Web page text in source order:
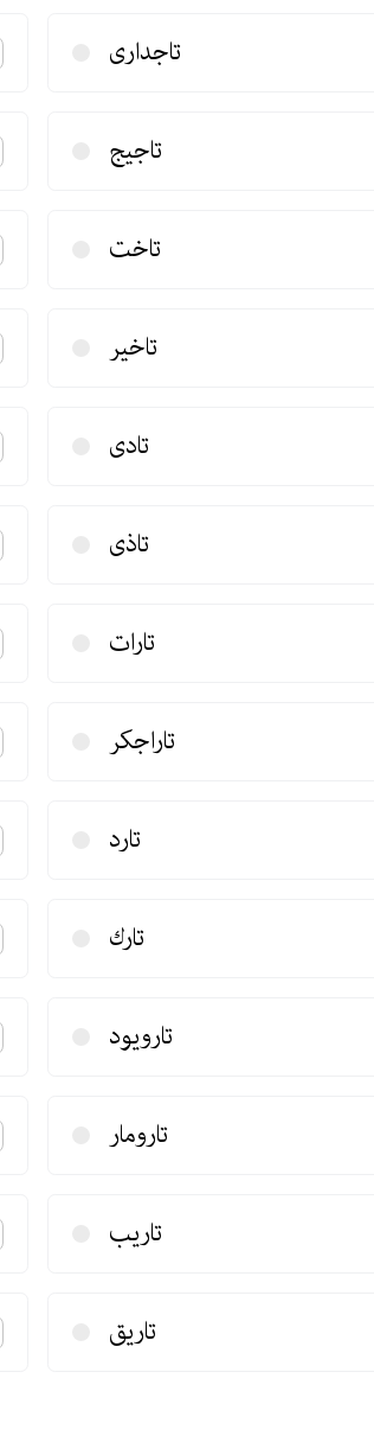
تاجداری
تاجیج
تاخت
تاخیر
تادی
تاذی
تارات
تاراجكر
تارد
تارك
تارویود
تارومار
تاریب
تاریق